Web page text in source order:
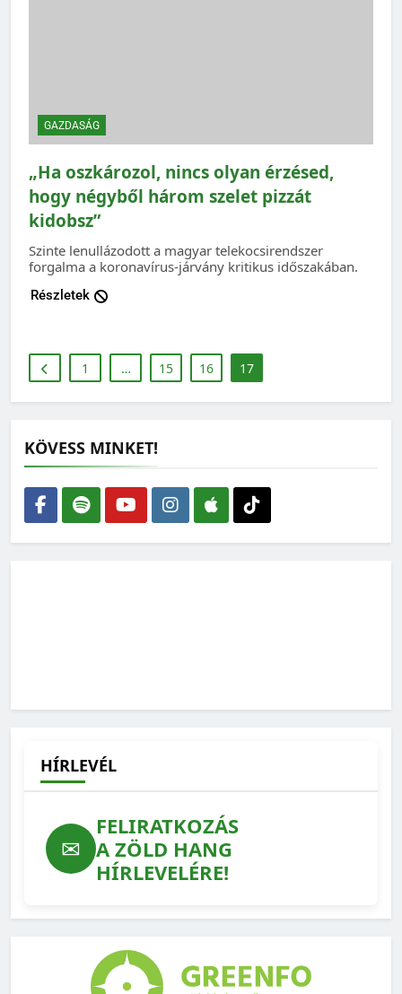
GAZDASÁG
„Ha oszkározol, nincs olyan érzésed,
hogy négyből három szelet pizzát
kidobsz”
Szinte lenullázodott a magyar telekocsirendszer
forgalma a koronavírus-járvány kritikus időszakában.
Részletek
1 … 15 16 17
KÖVESS MINKET!
HÍRLEVÉL
✉
FELIRATKOZÁS
A ZÖLD HANG
HÍRLEVELÉRE!